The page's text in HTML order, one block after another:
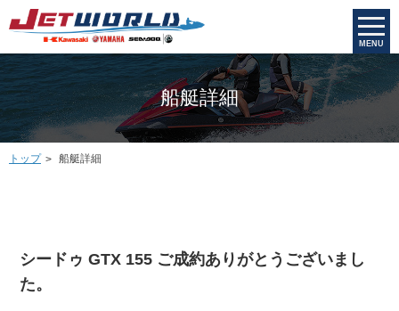
MENU
船艇詳細
トップ 船艇詳細
シードゥ GTX 155 ご成約ありがとうございまし
た。